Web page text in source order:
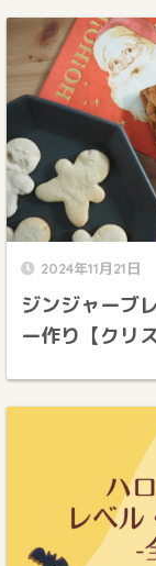
2024年11月21日
ジンジャーブ
ー作り【クリ